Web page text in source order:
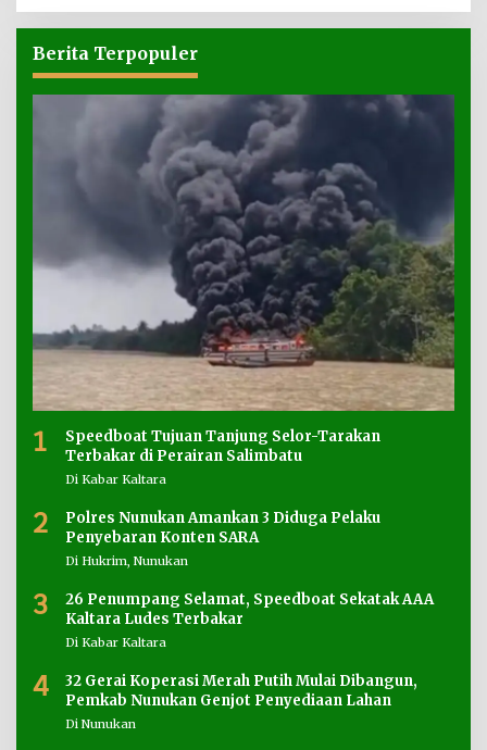
Berita Terpopuler
1
Speedboat Tujuan Tanjung Selor-Tarakan
Terbakar di Perairan Salimbatu
Di Kabar Kaltara
2
Polres Nunukan Amankan 3 Diduga Pelaku
Penyebaran Konten SARA
Di Hukrim, Nunukan
3
26 Penumpang Selamat, Speedboat Sekatak AAA
Kaltara Ludes Terbakar
Di Kabar Kaltara
4
32 Gerai Koperasi Merah Putih Mulai Dibangun,
Pemkab Nunukan Genjot Penyediaan Lahan
Di Nunukan